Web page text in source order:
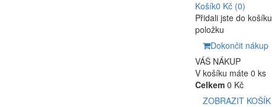
Košík0 Kč (0)
Přidali jste do košíku
položku
Dokončit nákup
VÁŠ NÁKUP
V košíku máte 0 ks
Celkem 0 Kč
ZOBRAZIT KOŠÍK